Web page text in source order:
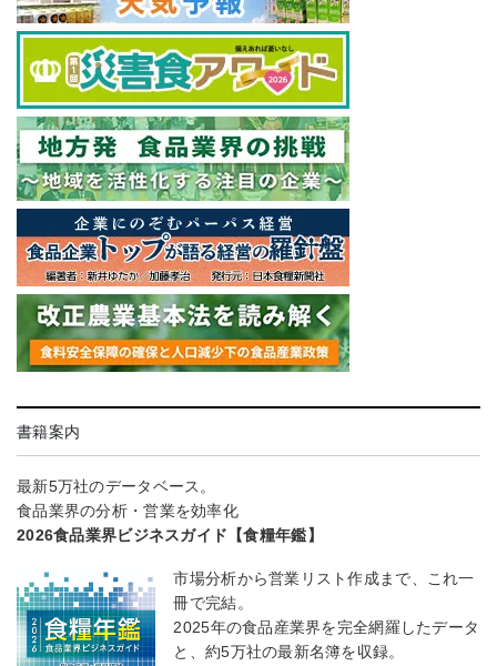
書籍案内
最新5万社のデータベース。
食品業界の分析・営業を効率化
2026食品業界ビジネスガイド【食糧年鑑】
市場分析から営業リスト作成まで、これ一
冊で完結。
2025年の食品産業界を完全網羅したデータ
と、約5万社の最新名簿を収録。